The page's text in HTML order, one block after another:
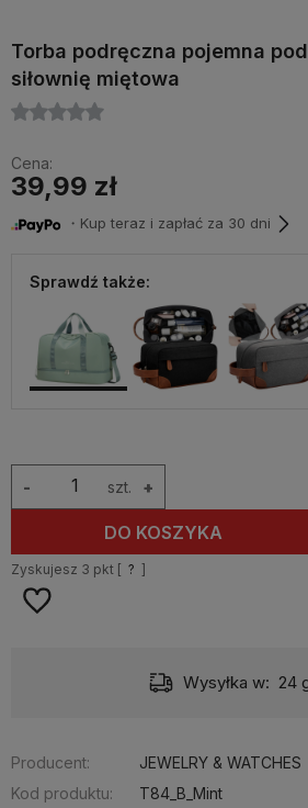
Torba podręczna pojemna
siłownię miętowa
Cena:
39,99 zł
・Kup teraz i zapłać za 30 dni
Sprawdź także:
szt. +
-
DO KOSZYKA
Zyskujesz 3 pkt [ ? ]
Wysyłka w: 24
Producent:
JEWELRY & WATCHES
Kod produktu:
T84_B_Mint